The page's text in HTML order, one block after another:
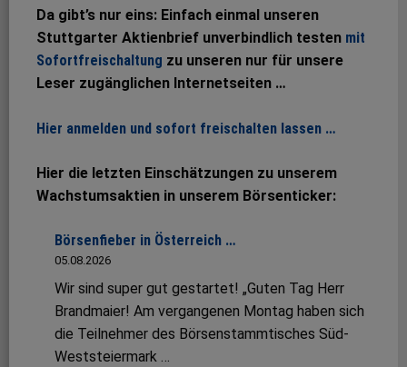
Da gibt’s nur eins: Einfach einmal unseren
Stuttgarter Aktienbrief unverbindlich testen mit
Sofortfreischaltung zu unseren nur für unsere
Leser zugänglichen Internetseiten …
Hier anmelden und sofort freischalten lassen …
Hier die letzten Einschätzungen zu unserem
Wachstumsaktien in unserem Börsenticker:
Börsenfieber in Österreich …
05.08.2026
Wir sind super gut gestartet! „Guten Tag Herr
Brandmaier! Am vergangenen Montag haben sich
die Teilnehmer des Börsenstammtisches Süd-
Weststeiermark …